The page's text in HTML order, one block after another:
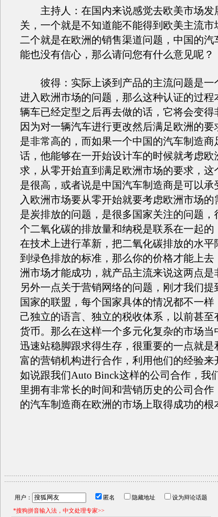
主持人：在国内来说感觉去欧美市场发
关，一个就是不知道能不能得到欧美主流市
二个就是在欧洲的销售渠道问题，中国的汽
能也没有信心，那么请问您有什么意见呢？
彼得：实际上谈到产品的主流问题是一
进入欧洲市场的问题，那么这种认证的过程
辆车已经定型之后再去做的话，它将会变得
因为对一辆汽车进行更改然后满足欧洲的要
是非常高的，而如果一个中国的汽车制造商
话，他能够在一开始设计车的时候就考虑欧
求，从零开始直到满足欧洲市场的要求，这
是很高，或者说是中国汽车制造商是可以承
入欧洲市场要从零开始就要考虑欧洲市场的
是炭排放的问题，是很多国家关注的问题，
个二氧化碳的排放量和纳税是联系在一起的
在技术上进行革新，把二氧化碳排放的水平
到绿色排放的标准，那么你的价格才能上去
洲市场才能成功，就产品主流来说这两点是
另外一点关于营销网络的问题，刚才我们提
国家的联盟，每个国家具体的情况都不一样
己独立的语言、独立的税收体系，以前甚至
货币。那么在这样一个多元化复杂的市场当
迅速站稳脚跟求得生存，很重要的一点就是
富的营销机构进行合作，利用他们的经验来
如说跟我们Auto Binck这样的公司合作，我
里拥有非常长的时间和营销历史的公司合作
的汽车制造商在欧洲的市场上取得成功的根
用户： 匿名 隐藏地址
设为辩论话题
*搜狗拼音输入法，中文处理专家>>